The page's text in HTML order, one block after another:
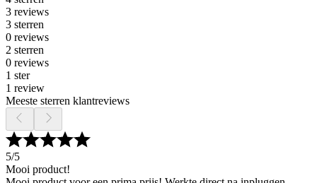
3 reviews
3 sterren
0 reviews
2 sterren
0 reviews
1 ster
1 review
Meeste sterren klantreviews
5/5
Mooi product!